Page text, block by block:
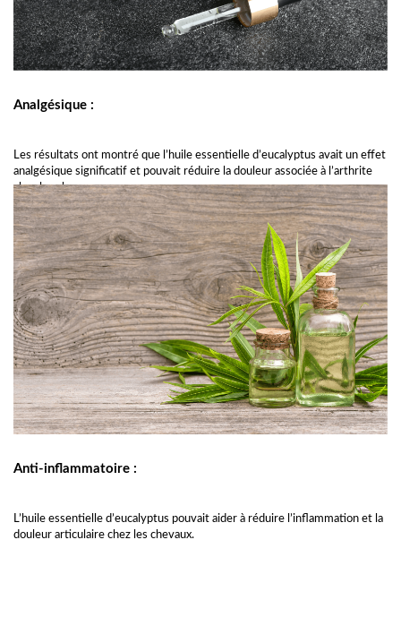
Analgésique :
Les résultats ont montré que l’huile essentielle d’eucalyptus avait un effet
analgésique significatif et pouvait réduire la douleur associée à l’arthrite
chez les chevaux.
Anti-inflammatoire :
L’huile essentielle d’eucalyptus pouvait aider à réduire l’inflammation et la
douleur articulaire chez les chevaux.